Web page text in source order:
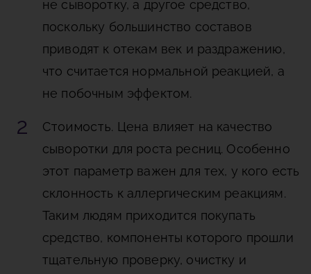
не сыворотку, а другое средство,
поскольку большинство составов
приводят к отекам век и раздражению,
что считается нормальной реакцией, а
не побочным эффектом.
Стоимость. Цена влияет на качество
сыворотки для роста ресниц. Особенно
этот параметр важен для тех, у кого есть
склонность к аллергическим реакциям.
Таким людям приходится покупать
средство, компоненты которого прошли
тщательную проверку, очистку и